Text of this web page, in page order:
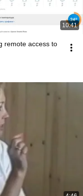
10:41
remote access to